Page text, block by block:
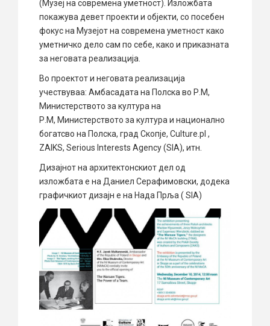
(Музеј на современа уметност). Изложбата
покажува деветпроекти и објекти, со посебен
фокус на Музејот на современа уметносткако
уметничко дело сам по себе, како и приказната
за неговата реализација.
Во проектот и неговата реализација
учествуваа: Амбасадата на Полска во Р.М,
Министерството за култура на
Р.М, Министерството за култура и национално
богатсво на Полска, град Скопје, Culture.pl ,
ZAIKS, Serious Interests Agency (SIA), итн.
Дизајнот на архитектонскиот дел од
изложбата е на Даниел Серафимовски, додека
графичкиот дизајн е на Нада Прља ( SIA)